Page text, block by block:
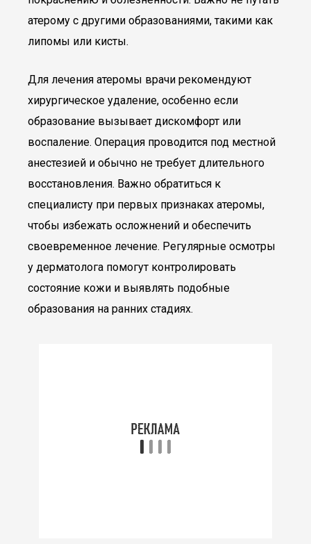
атерому с другими образованиями, такими как
липомы или кисты.
Для лечения атеромы врачи рекомендуют
хирургическое удаление, особенно если
образование вызывает дискомфорт или
воспаление. Операция проводится под местной
анестезией и обычно не требует длительного
восстановления. Важно обратиться к
специалисту при первых признаках атеромы,
чтобы избежать осложнений и обеспечить
своевременное лечение. Регулярные осмотры
у дерматолога помогут контролировать
состояние кожи и выявлять подобные
образования на ранних стадиях.